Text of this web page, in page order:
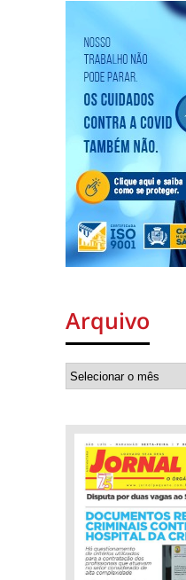
Arquivo